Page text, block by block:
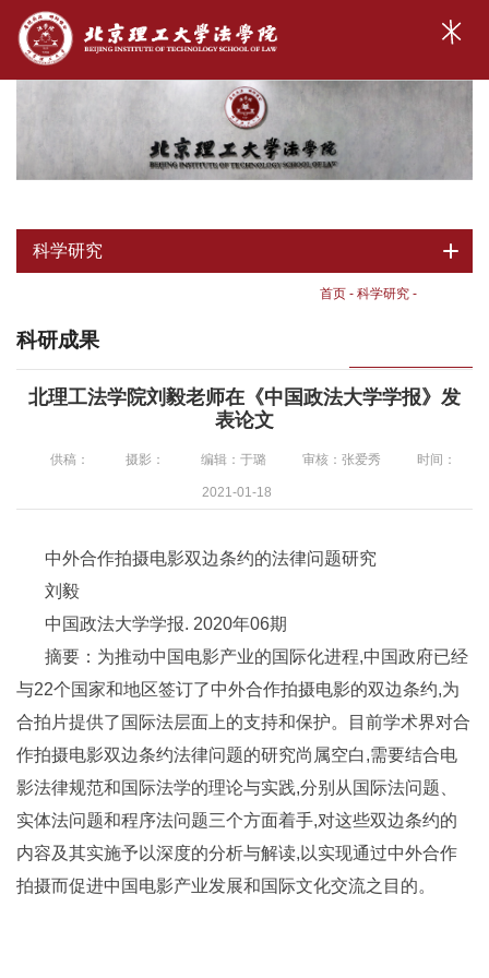
科学研究
首页 - 科学研究 -
科研成果
北理工法学院刘毅老师在《中国政法大学学报》发
表论文
供稿： 摄影： 编辑：于璐 审核：张爱秀 时间：
2021-01-18
中外合作拍摄电影双边条约的法律问题研究
刘毅
中国政法大学学报. 2020年06期
摘要：为推动中国电影产业的国际化进程,中国政府已经
与22个国家和地区签订了中外合作拍摄电影的双边条约,为
合拍片提供了国际法层面上的支持和保护。目前学术界对合
作拍摄电影双边条约法律问题的研究尚属空白,需要结合电
影法律规范和国际法学的理论与实践,分别从国际法问题、
实体法问题和程序法问题三个方面着手,对这些双边条约的
内容及其实施予以深度的分析与解读,以实现通过中外合作
拍摄而促进中国电影产业发展和国际文化交流之目的。